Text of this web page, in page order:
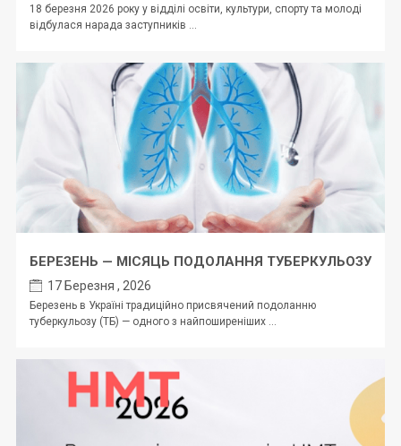
18 березня 2026 року у відділі освіти, культури, спорту та молоді
відбулася нарада заступників ...
БЕРЕЗЕНЬ — МІСЯЦЬ ПОДОЛАННЯ ТУБЕРКУЛЬОЗУ
17 Березня , 2026
Березень в Україні традиційно присвячений подоланню
туберкульозу (ТБ) — одного з найпоширеніших ...